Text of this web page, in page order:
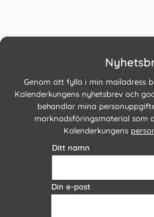
Genom att fylla i min mailadress
Kalenderkungens nyhetsbrev och
behandlar mina
marknadsföringsmaterial som
Kalenderkungens
Ditt namn
Din e-post